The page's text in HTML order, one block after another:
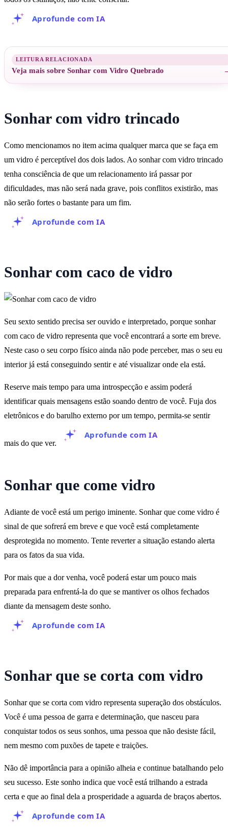
Aprofunde com IA
Veja mais sobre Sonhar com Vidro Quebrado
Sonhar com vidro trincado
Como mencionamos no item acima qualquer marca que se faça em
um vidro é perceptível dos dois lados. Ao sonhar com vidro trincado
tenha consciência de que um relacionamento irá passar por
dificuldades, mas não será nada grave, pois conflitos existirão, mas
não serão fortes o bastante para um fim.
Aprofunde com IA
Sonhar com caco de vidro
Seu sexto sentido precisa ser ouvido e interpretado, porque sonhar
com caco de vidro representa que você encontrará a sorte em breve.
Neste caso o seu corpo físico ainda não pode perceber, mas o seu eu
interior já está conseguindo sentir e até visualizar onde ela está.
Reserve mais tempo para uma introspecção e assim poderá
identificar quais mensagens estão soando dentro de você. Fuja dos
eletrônicos e do barulho externo por um tempo, permita-se sentir
mais do que ver.
Aprofunde com IA
Sonhar que come vidro
Adiante de você está um perigo iminente. Sonhar que come vidro é
sinal de que sofrerá em breve e que você está completamente
desprotegida no momento. Tente reverter a situação estando alerta
para os fatos da sua vida.
Por mais que a dor venha, você poderá estar um pouco mais
preparada para enfrentá-la do que se mantiver os olhos fechados
diante da mensagem deste sonho.
Aprofunde com IA
Sonhar que se corta com vidro
Sonhar que se corta com vidro representa superação dos obstáculos.
Você é uma pessoa de garra e determinação, que nasceu para
conquistar todos os seus sonhos, uma pessoa que não desiste fácil,
nem mesmo com puxões de tapete e traições.
Não dê importância para a opinião alheia e continue batalhando pelo
seu sucesso. Este sonho indica que você está trilhando a estrada
certa e que ao final dela a prosperidade a aguarda de braços abertos.
Aprofunde com IA